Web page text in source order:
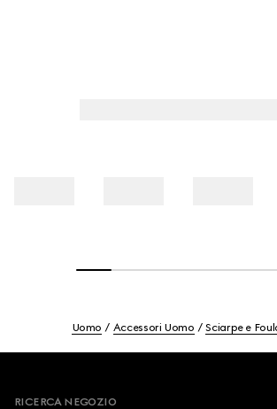
Uomo Accessori Uomo Sciarpe e
RICERCA NEGOZIO